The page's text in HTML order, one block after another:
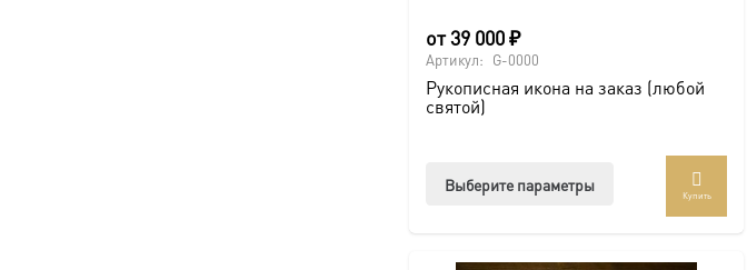
от39 000₽
Артикул: G-0000
Рукописная икона на заказ (любой
святой)
Выберите параметры
Купить